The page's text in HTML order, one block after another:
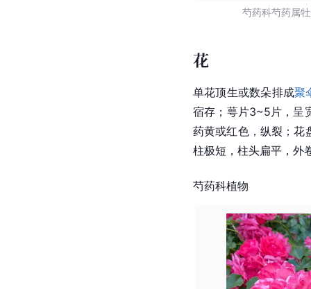
芍药科芍药属
花
单花顶生或数朵排成聚
宿存；萼片3~5片，呈
药黄或红色，纵裂；花
柱极短， 柱头扁平，外
芍药科植物